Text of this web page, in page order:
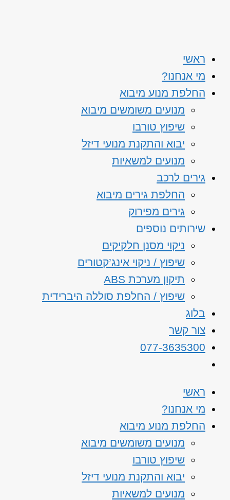
ראשי
מי אנחנו?
החלפת מנוע מיבוא
מנועים משומשים מיבוא
שיפוץ טורבו
יבוא והתקנת מנועי דיזל
מנועים למשאיות
גירים לרכב
החלפת גירים מיבוא
גירים מפירוק
שירותים נוספים
ניקוי מסנן חלקיקים
שיפוץ / ניקוי אינג’קטורים
תיקון מערכת ABS
שיפוץ / החלפת סוללה היברידית
בלוג
צור קשר
077-3635300
ראשי
מי אנחנו?
החלפת מנוע מיבוא
מנועים משומשים מיבוא
שיפוץ טורבו
יבוא והתקנת מנועי דיזל
מנועים למשאיות